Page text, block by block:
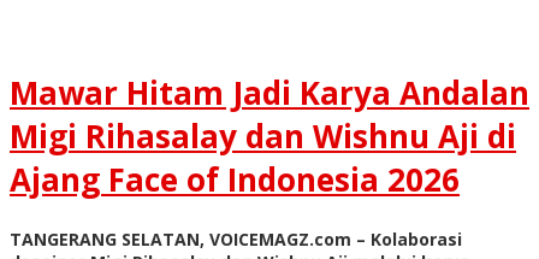
Mawar Hitam Jadi Karya Andalan
Migi Rihasalay dan Wishnu Aji di
Ajang Face of Indonesia 2026
TANGERANG SELATAN, VOICEMAGZ.com – Kolaborasi